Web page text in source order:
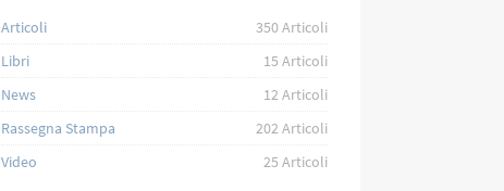
Articoli 350Articoli
Libri
15 Articoli
News
12Articoli
Rassegna Stampa
202Articoli
Video
25 Articoli